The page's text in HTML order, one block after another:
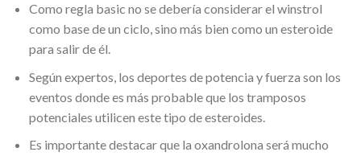
Como regla basic no se debería considerar el winstrol
como base de un ciclo, sino más bien como un esteroide
para salir de él.
Según expertos, los deportes de potencia y fuerza son los
eventos donde es más probable que los tramposos
potenciales utilicen este tipo de esteroides.
Es importante destacar que la oxandrolona será mucho